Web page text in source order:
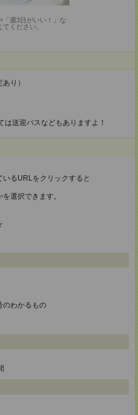
「週3日がいい！」な
ください。
り）
は送迎バスなどもありますよ！
るURLをクリックすると
選択できます。
のわかるもの